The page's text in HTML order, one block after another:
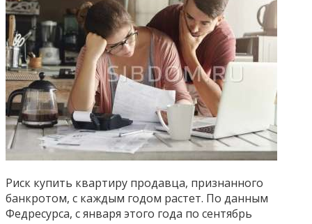
Риск купить квартиру продавца, признанного
банкротом, с каждым годом растет. По данным
Федресурса, с января этого года по сентябрь